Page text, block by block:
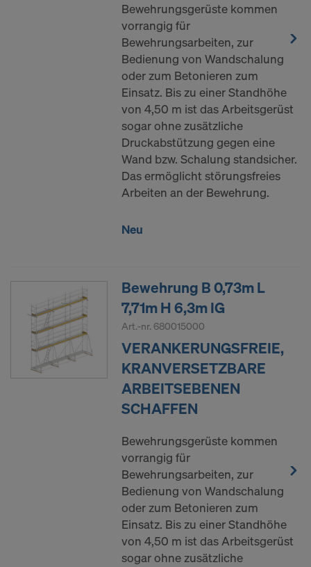
Bewehrungsgerüste kommen
vorrangig für
Bewehrungsarbeiten, zur
Bedienung von Wandschalung
oder zum Betonieren zum
Einsatz. Bis zu einer Standhöhe
von 4,50 m ist das Arbeitsgerüst
sogar ohne zusätzliche
Druckabstützung gegen eine
Wand bzw. Schalung standsicher.
Das ermöglicht störungsfreies
Arbeiten an der Bewehrung.
Neu
Bewehrung B 0,73m L
7,71m H 6,3m IG
Art.-nr. 680015000
VERANKERUNGSFREIE,
KRANVERSETZBARE
ARBEITSEBENEN
SCHAFFEN
Bewehrungsgerüste kommen
vorrangig für
Bewehrungsarbeiten, zur
Bedienung von Wandschalung
oder zum Betonieren zum
Einsatz. Bis zu einer Standhöhe
von 4,50 m ist das Arbeitsgerüst
sogar ohne zusätzliche